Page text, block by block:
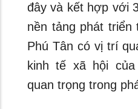
đây và kết hợp với
nền tảng phát
Phú Tân có vị trí
kinh tế xã hội
quan trọng trong